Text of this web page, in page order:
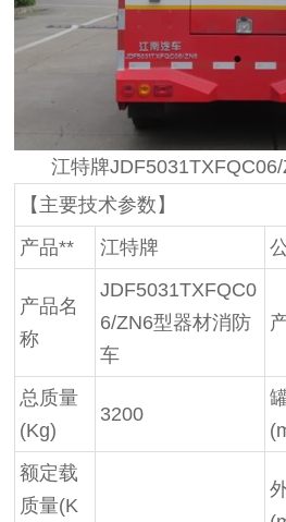
江特牌
【主要技术参数】
产品**
江特牌
产品名
称
JDF5031TXFQC0
6/ZN6型器材消防
车
总质量
(Kg)
3200
额定载
质量(K